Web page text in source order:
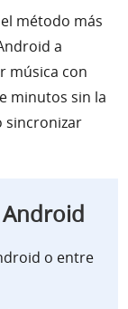
método más
a
música con
minutos sin la
sincronizar
o entre